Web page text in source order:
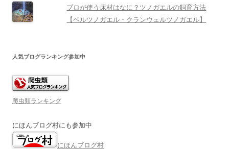
プロが使う床材はなに？ツノガエルの飼育方法
【ベルツノガエル・クランウェルツノガエル】
人気ブログランキング参加中
爬虫類ランキング
にほんブログ村にも参加中
にほんブログ村